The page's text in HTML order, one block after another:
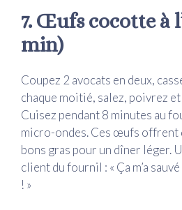
7. Œufs cocotte à
min)
Coupez 2 avocats en deux,
chaque moitié, salez, poivrez
Cuisez pendant 8 minutes au
micro-ondes. Ces œufs offrent
bons gras pour un dîner léger.
client du fournil : « Ça m’a
! »